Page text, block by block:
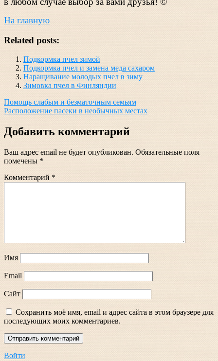
На главную
Related posts:
Подкормка пчел зимой
Подкормка пчел и замена меда сахаром
Наращивание молодых пчел в зиму
Зимовка пчел в Финляндии
Навигация
по
записям
Помощь слабым и безматочным семьям
Расположение пасеки в необычных местах
Добавить комментарий
Ваш адрес email не будет опубликован. Обязательные поля
помечены *
Комментарий *
Имя
Email
Сайт
Сохранить моё имя, email и адрес сайта в этом браузере для
последующих моих комментариев.
Войти